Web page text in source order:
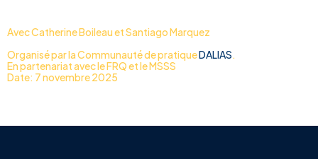
Avec Catherine Boileau et Santiago Marquez
Organisé par la Communauté de pratiqueDALIAS.
En partenariat avec le FRQ et le MSSS
Date: 7 novembre 2025